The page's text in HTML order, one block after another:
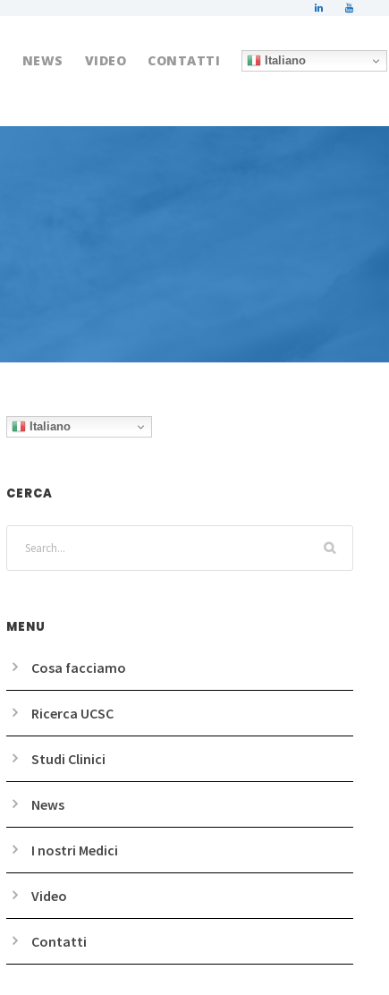
NEWS VIDEO CONTATTI Italiano
Italiano
CERCA
MENU
Cosa facciamo
Ricerca UCSC
Studi Clinici
News
I nostri Medici
Video
Contatti